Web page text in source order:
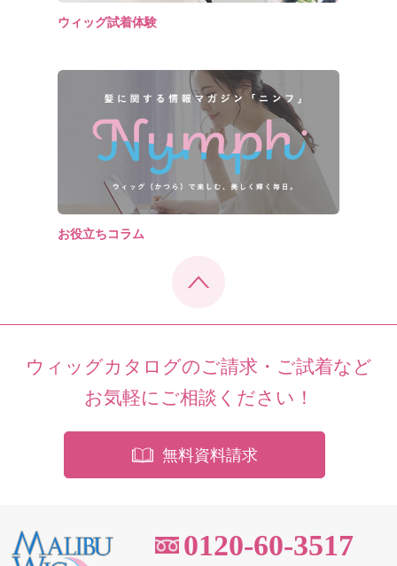
ウィッグ試着体験
お役立ちコラム
ウィッグカタログのご請求・ご試着など
お気軽にご相談ください！
無料資料請求
0120-60-3517